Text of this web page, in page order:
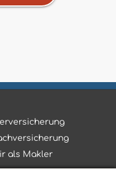
als Makler